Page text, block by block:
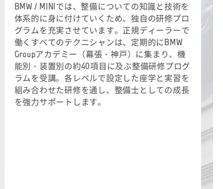
BMW / MINIでは、整備についての知識と技術を
体系的に身に付けていくため、独自の研修プロ
グラムを充実させています。正規ディーラーで
働くすべてのテクニシャンは、定期的にBMW
Groupアカデミー（幕張・神戸）に集まり、機
能別・装置別の約40項目に及ぶ整備研修プログ
ラムを受講。各レベルで設定した座学と実習を
組み合わせた研修を通し、整備士としての成長
を強力サポートします。